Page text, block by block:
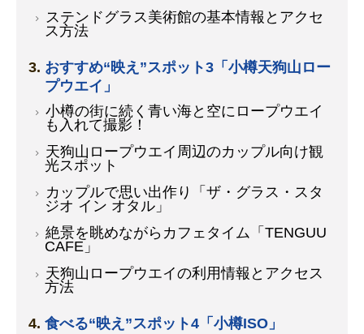
ステンドグラス美術館の基本情報とアクセ
ス方法
おすすめ“映え”スポット3「小樽天狗山ロー
プウエイ」
小樽の街に続く青い海と空にロープウエイ
も入れて撮影！
天狗山ロープウエイ周辺のカップル向け観
光スポット
カップルで思い出作り「ザ・グラス・スタ
ジオ イン オタル」
絶景を眺めながらカフェタイム「TENGUU
CAFE」
天狗山ロープウエイの利用情報とアクセス
方法
食べる“映え”スポット4「小樽ISO」